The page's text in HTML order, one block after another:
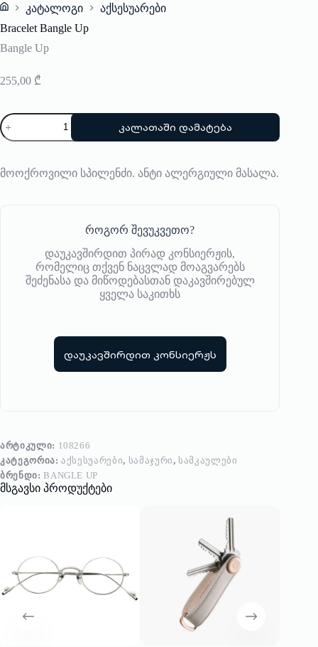
Home
კატალოგი
აქსესუარები
Bracelet Bangle Up
Bangle Up
255,00 ₾
რაოდენობა:
Bracelet
Bangle
კალათაში დამატება
მოოქროვილი სპილენძი. ანტი ალერგიული მასალა.
როგორ შევუკვეთო?
დაუკავშირდით პირად კონსიერჟის,
რომელიც თქვენ ნაცვლად მოაგვარებს
შეძენასა და მიწოდებასთან დაკავშირებულ
ყველა საკითხს
დაუკავშირდით კონსიერჟს
ᲐᲠᲢᲘᲙᲣᲚᲘ: 108266
ᲙᲐᲢᲔᲒᲝᲠᲘᲐ:ᲐᲥᲡᲔᲡᲣᲐᲠᲔᲑᲘ, ᲡᲐᲛᲐᲯᲣᲠᲘ, ᲡᲐᲛᲙᲐᲣᲚᲔᲑᲘ
ᲑᲠᲔᲜᲓᲘ: BANGLE UP
მსგავსი პროდუქტები